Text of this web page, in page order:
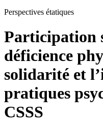
Perspectives étatiques
Participation
déficience
solidarité et
pratiques
CSSS